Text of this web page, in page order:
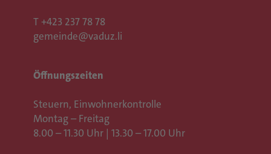
T +423 237 78 78
gemeinde@vaduz.li
Öffnungszeiten
Steuern, Einwohnerkontrolle
Montag – Freitag
8.00 – 11.30 Uhr | 13.30 – 17.00 Uhr